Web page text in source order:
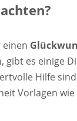
einen
gibt es einige
Hilfe
Vorlagen